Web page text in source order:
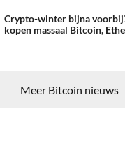
Crypto-winter bijna
kopen massaal Bitcoin,
Meer Bitcoin nieuws